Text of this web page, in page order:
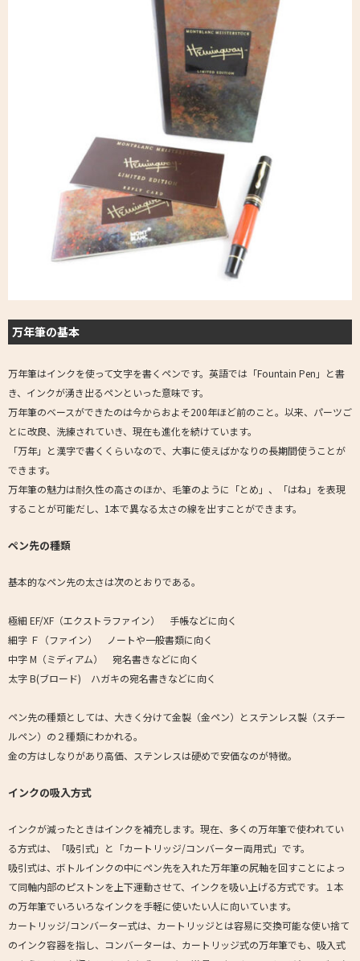
万年筆の基本
万年筆はインクを使って文字を書くペンです。英語では「Fountain Pen」と書
き、インクが湧き出るペンといった意味です。
万年筆のベースができたのは今からおよそ200年ほど前のこと。以来、パーツご
とに改良、洗練されていき、現在も進化を続けています。
「万年」と漢字で書くくらいなので、大事に使えばかなりの長期間使うことが
できます。
万年筆の魅力は耐久性の高さのほか、毛筆のように「とめ」、「はね」を表現
することが可能だし、1本で異なる太さの線を出すことができます。
ペン先の種類
基本的なペン先の太さは次のとおりである。
極細 EF/XF（エクストラファイン） 手帳などに向く
細字 Ｆ（ファイン） ノートや一般書類に向く
中字 M（ミディアム） 宛名書きなどに向く
太字 B(ブロード) ハガキの宛名書きなどに向く
ペン先の種類としては、大きく分けて金製（金ペン）とステンレス製（スチー
ルペン）の２種類にわかれる。
金の方はしなりがあり高価、ステンレスは硬めで安価なのが特徴。
インクの吸入方式
インクが減ったときはインクを補充します。現在、多くの万年筆で使われてい
る方式は、「吸引式」と「カートリッジ/コンバーター両用式」です。
吸引式は、ボトルインクの中にペン先を入れた万年筆の尻軸を回すことによっ
て同軸内部のピストンを上下運動させて、インクを吸い上げる方式です。１本
の万年筆でいろいろなインクを手軽に使いたい人に向いています。
カートリッジ/コンバーター式は、カートリッジとは容易に交換可能な使い捨て
のインク容器を指し、コンバーターは、カートリッジ式の万年筆でも、吸入式